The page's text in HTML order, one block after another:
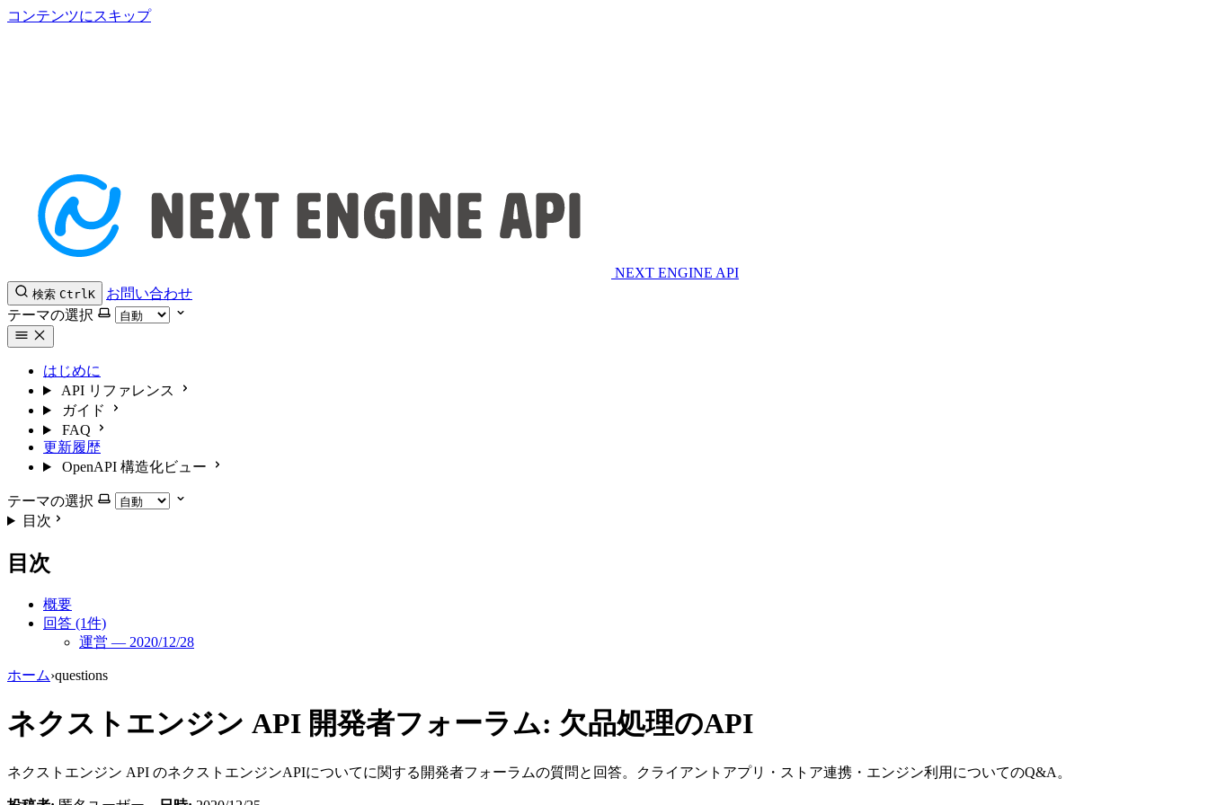
コンテンツにスキップ
NEXT ENGINE API
検索 CtrlK
お問い合わせ
テーマの選択
はじめに
API リファレンス
ガイド
FAQ
更新履歴
OpenAPI 構造化ビュー
テーマの選択
目次
目次
概要
回答 (1件)
運営 — 2020/12/28
ホーム›questions
ネクストエンジン API 開発者フォーラム: 欠品処理のAPI
ネクストエンジン API のネクストエンジンAPIについてに関する開発者フォーラムの質問と回答。クライアントアプリ・ストア連携・エンジン利用についてのQ&A。